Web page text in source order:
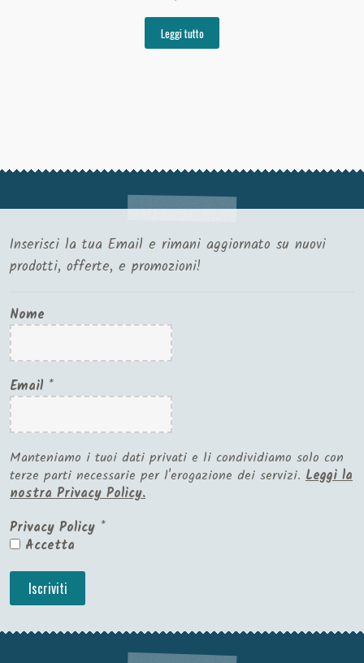
Leggi tutto
Inserisci la tua Email e rimani aggiornato su nuovi
prodotti, offerte, e promozioni!
Nome
Email *
Manteniamo i tuoi dati privati e li condividiamo solo con
terze parti necessarie per l'erogazione dei servizi. Leggi la
nostra Privacy Policy.
Privacy Policy *
Accetta